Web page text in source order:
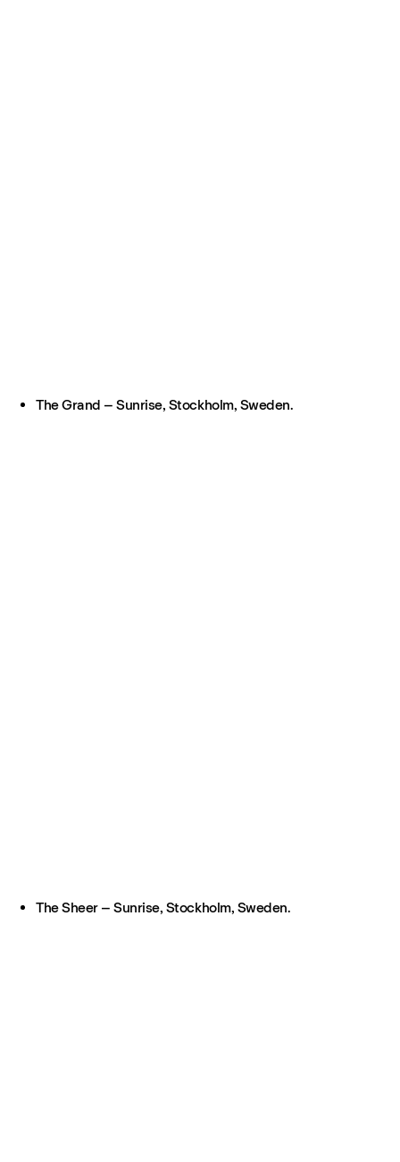
The Grand – Sunrise, Stockholm, Sweden.
The Sheer – Sunrise, Stockholm, Sweden.